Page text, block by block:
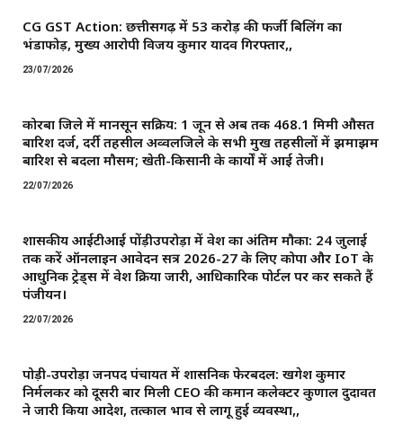
CG GST Action: छत्तीसगढ़ में 53 करोड़ की फर्जी बिलिंग का
भंडाफोड़, मुख्य आरोपी विजय कुमार यादव गिरफ्तार,,
23/07/2026
कोरबा जिले में मानसून सक्रिय: 1 जून से अब तक 468.1 मिमी औसत
बारिश दर्ज, दर्री तहसील अव्वलजिले के सभी प्रमुख तहसीलों में झमाझम
बारिश से बदला मौसम; खेती-किसानी के कार्यों में आई तेजी।
22/07/2026
शासकीय आईटीआई पोंड़ीउपरोड़ा में प्रवेश का अंतिम मौका: 24 जुलाई
तक करें ऑनलाइन आवेदन सत्र 2026-27 के लिए कोपा और IoT के
आधुनिक ट्रेड्स में प्रवेश प्रक्रिया जारी, आधिकारिक पोर्टल पर कर सकते हैं
पंजीयन।
22/07/2026
पोड़ी-उपरोड़ा जनपद पंचायत में प्रशासनिक फेरबदल: खगेश कुमार
निर्मलकर को दूसरी बार मिली CEO की कमान ​कलेक्टर कुणाल दुदावत
ने जारी किया आदेश, तत्काल प्रभाव से लागू हुई व्यवस्था,,